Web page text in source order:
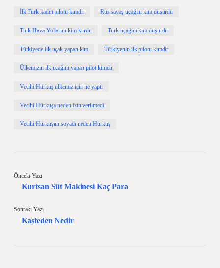
İlk Türk kadın pilotu kimdir Rus savaş uçağını kim düşürdü
Türk Hava Yollarını kim kurdu Türk uçağını kim düşürdü
Türkiyede ilk uçak yapan kim Türkiyenin ilk pilotu kimdir
Ülkemizin ilk uçağını yapan pilot kimdir
Vecihi Hürkuş ülkemiz için ne yaptı
Vecihi Hürkuşa neden izin verilmedi
Vecihi Hürkuşun soyadı neden Hürkuş
Önceki Yazı
Kurtsan Süt Makinesi Kaç Para
Sonraki Yazı
Kasteden Nedir